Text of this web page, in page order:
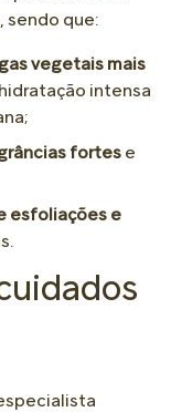
sendo que:
vegetais mais
intensa
fortes e
esfoliações e